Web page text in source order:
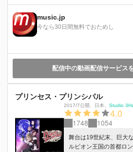
music.jp
今なら30日間無料でおためし
配信中の動画配信サービス
プリンセス・プリンシパル
2017/7公開 日本 Studio
4.0
1748 1054
舞台は19世紀末、巨大
ルビオン王国の首都ロ